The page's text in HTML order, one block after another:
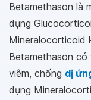
Betamethason là
dụng
Mineralocorticoid
Betamethason
viêm, chống dị
dụng